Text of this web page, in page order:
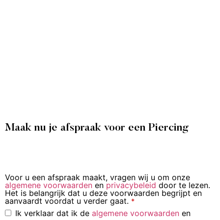
Maak nu je afspraak voor een Piercing
Voor u een afspraak maakt, vragen wij u om onze
algemene voorwaarden en privacybeleid door te lezen.
Het is belangrijk dat u deze voorwaarden begrijpt en
aanvaardt voordat u verder gaat. *
Ik verklaar dat ik de algemene voorwaarden en